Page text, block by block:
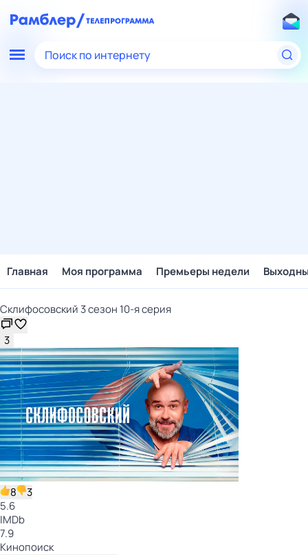
Поиск по интернету
Главная Моя программа Премьеры недели
Склифосовский 3 сезон 10-я серия
3
8
3
5.6
IMDb
7.9
Кинопоиск